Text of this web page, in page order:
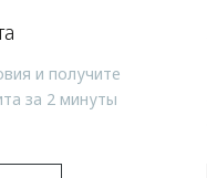
и получите
за 2 минуты